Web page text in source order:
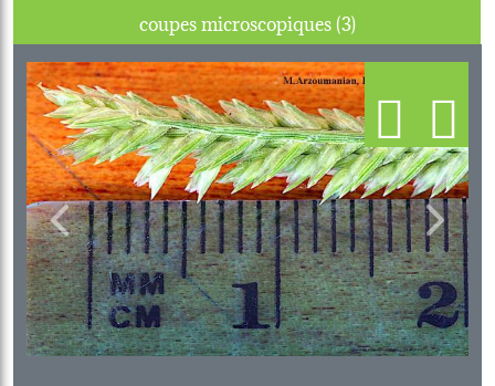
coupes microscopiques (3)
Previous Next